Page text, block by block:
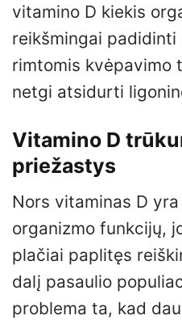
vitamino D kiekis
reikšmingai
rimtomis kvėpavimo
netgi atsidurti
Vitamino D
priežastys
Nors vitaminas D
organizmo funkcijų,
plačiai paplitęs
dalį pasaulio
problema ta, kad